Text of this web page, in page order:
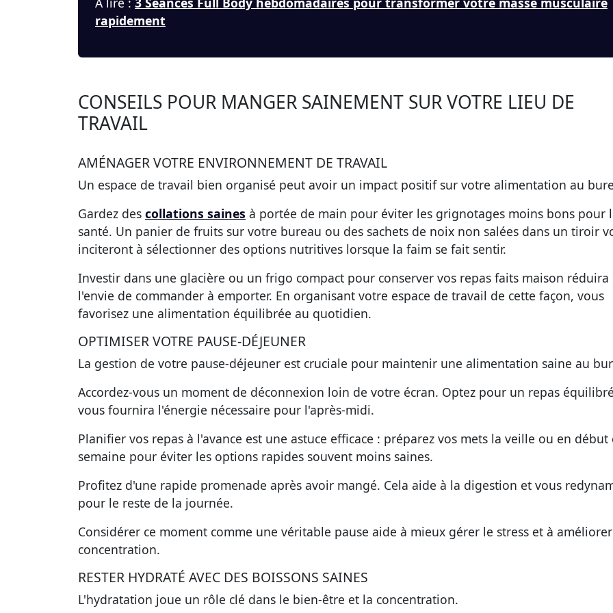
rapidement
CONSEILS POUR MANGER SAINEMENT SUR VOTRE LIEU DE
TRAVAIL
AMÉNAGER VOTRE ENVIRONNEMENT DE TRAVAIL
Un espace de travail bien organisé peut avoir un impact positif sur votre alimentation au
Gardez des collations saines à portée de main pour éviter les grignotages moins bons pour
santé. Un panier de fruits sur votre bureau ou des sachets de noix non salées dans un tiroir
inciteront à sélectionner des options nutritives lorsque la faim se fait sentir.
Investir dans une glacière ou un frigo compact pour conserver vos repas faits maison réduira
l'envie de commander à emporter. En organisant votre espace de travail de cette façon, vous
favorisez une alimentation équilibrée au quotidien.
OPTIMISER VOTRE PAUSE-DÉJEUNER
La gestion de votre pause-déjeuner est cruciale pour maintenir une alimentation saine au
Accordez-vous un moment de déconnexion loin de votre écran. Optez pour un repas
vous fournira l'énergie nécessaire pour l'après-midi.
Planifier vos repas à l'avance est une astuce efficace : préparez vos mets la veille ou en début
semaine pour éviter les options rapides souvent moins saines.
Profitez d'une rapide promenade après avoir mangé. Cela aide à la digestion et vous
pour le reste de la journée.
Considérer ce moment comme une véritable pause aide à mieux gérer le stress et à
concentration.
RESTER HYDRATÉ AVEC DES BOISSONS SAINES
L'hydratation joue un rôle clé dans le bien-être et la concentration.